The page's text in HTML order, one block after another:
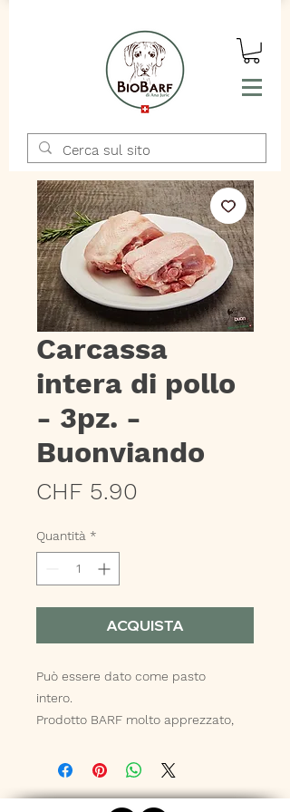
Carcassa
intera di pollo
- 3pz. -
Buonviando
CHF 5.90
Quantità *
ACQUISTA
Può essere dato come pasto
intero.
Prodotto BARF molto apprezzato,
Per cani di piccola taglia tagliare a